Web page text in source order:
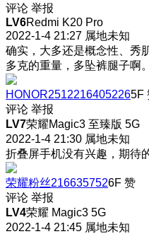
评论 举报
LV6Redmi K20 Pro
2022-1-4 21:27 属地未知
确实，大多还是概念性、秀
多克的重量，多坠裤腿子啊。
HONOR25122164052265F
评论 举报
LV7荣耀Magic3 至臻版 5G
2022-1-4 21:30 属地未知
折叠屏手机没有兴趣，期待
荣耀粉丝2166357526F 赞
评论 举报
LV4荣耀 Magic3 5G
2022-1-4 21:45 属地未知